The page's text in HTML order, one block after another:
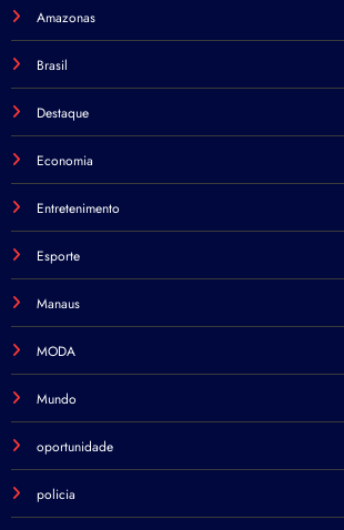
Amazonas
Brasil
Destaque
Economia
Entretenimento
Esporte
Manaus
MODA
Mundo
oportunidade
policia